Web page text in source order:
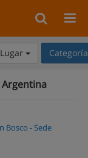
Bosco - Sede